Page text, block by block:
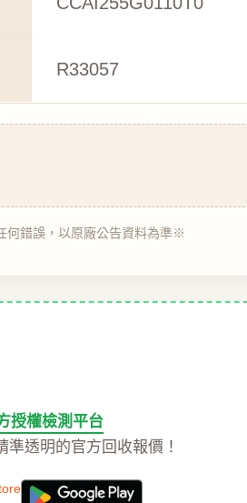
R33057
何錯誤，以原廠公告資料為準※
授權檢測平台
透明的官方回收報價！